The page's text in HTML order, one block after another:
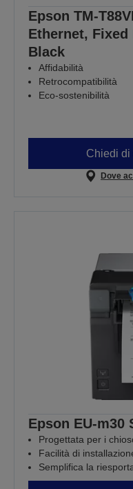
Epson TM-
Ethernet, Fixed
Black
Affidabilità
Retrocompatibilità
Eco-sostenibilità
Chiedi di
Dove
Epson EU-m30
Progettata per i
Facilità di
Semplifica la